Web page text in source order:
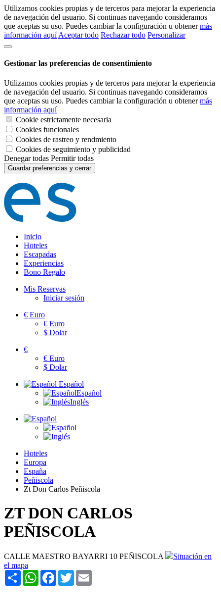
Utilizamos cookies propias y de terceros para mejorar la experiencia
de navegación del usuario. Si continuas navegando consideramos
que aceptas su uso. Puedes cambiar la configuración u obtenermás
información aquí Aceptar todo Rechazar todo Personalizar
Gestionar las preferencias de consentimiento
Utilizamos cookies propias y de terceros para mejorar la experiencia
de navegación del usuario. Si continuas navegando consideramos
que aceptas su uso. Puedes cambiar la configuración u obtenermás
información aquí
Cookie estrictamente necesaria
Cookies funcionales
Cookies de rastreo y rendmiento
Cookies de seguimiento y publicidad
Denegar todas Permitir todas
Guardar preferencias y cerrar
Inicio
Hoteles
Escapadas
Experiencias
Bono Regalo
Mis Reservas
Iniciar sesión
€ Euro
€ Euro
$ Dolar
€
€ Euro
$ Dolar
Español
Español
Inglés
Hoteles
Europa
España
Peñiscola
Zt Don Carlos Peñiscola
ZT DON CARLOS
PEÑISCOLA
CALLE MAESTRO BAYARRI 10 PEÑISCOLA
Situación en
el mapa
Share WhatsAppFacebook
Twitter